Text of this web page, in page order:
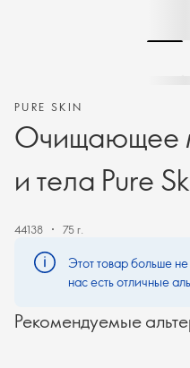
PURE SKIN
Очищающее
и тела Pure
44138 75 г.
Этот товар больше
нас есть отличные
Рекомендуемые